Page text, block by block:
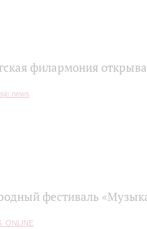
филармония
фестиваль